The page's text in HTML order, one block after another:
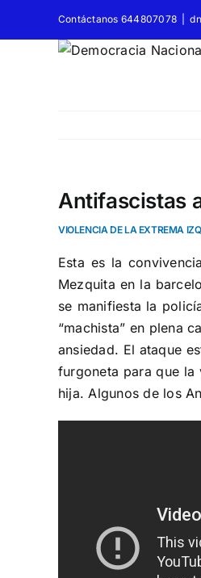
contenido
Contáctanos 644807078
Antifascistas
VIOLENCIA DE LA EXTREMA
Esta es la
Mezquita en la
se manifiesta la
“machista” en plena
ansiedad. El ataque
furgoneta para que la
hija. Algunos de los